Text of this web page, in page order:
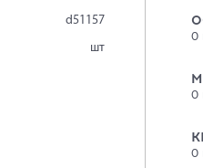
d51157
шт
0
0
0